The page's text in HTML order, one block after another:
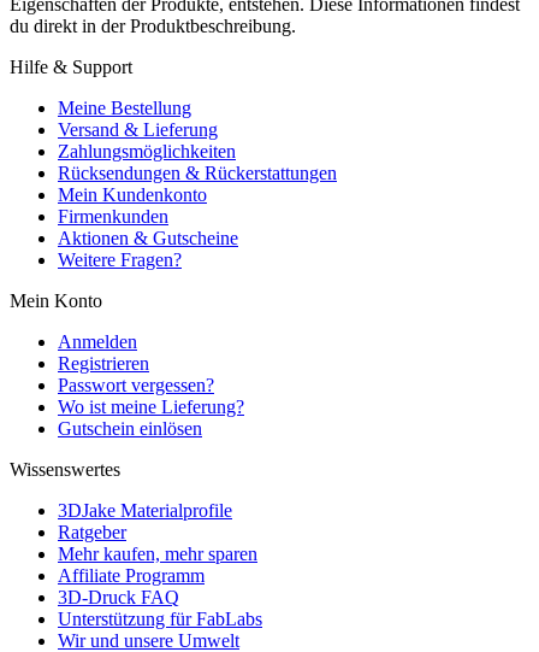
Eigenschaften der Produkte, entstehen. Diese Informationen findest
du direkt in der Produktbeschreibung.
Hilfe & Support
Meine Bestellung
Versand & Lieferung
Zahlungsmöglichkeiten
Rücksendungen & Rückerstattungen
Mein Kundenkonto
Firmenkunden
Aktionen & Gutscheine
Weitere Fragen?
Mein Konto
Anmelden
Registrieren
Passwort vergessen?
Wo ist meine Lieferung?
Gutschein einlösen
Wissenswertes
3DJake Materialprofile
Ratgeber
Mehr kaufen, mehr sparen
Affiliate Programm
3D-Druck FAQ
Unterstützung für FabLabs
Wir und unsere Umwelt